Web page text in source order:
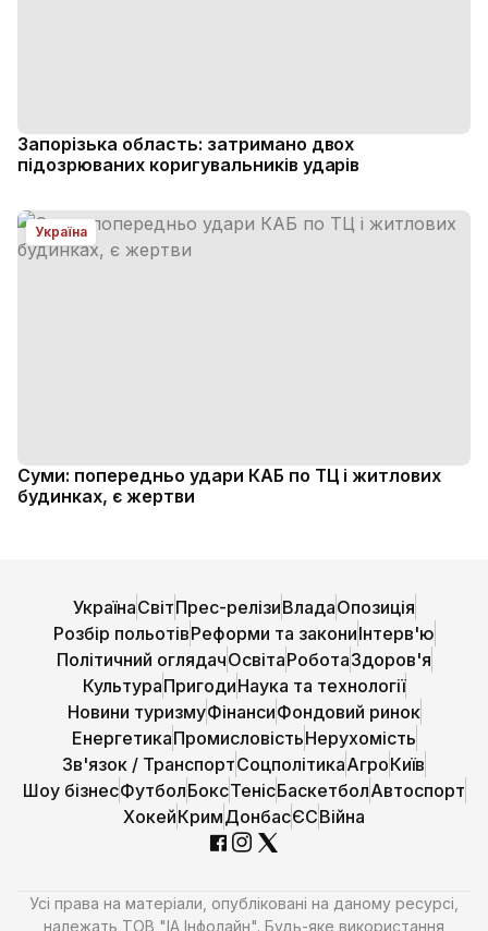
Запорізька область: затримано двох
підозрюваних коригувальників ударів
Україна
Суми: попередньо удари КАБ по ТЦ і житлових
будинках, є жертви
УкраїнаСвітПрес-релізиВладаОпозиція
Розбір польотівРеформи та закониІнтерв'ю
Політичний оглядачОсвітаРоботаЗдоров'я
КультураПригодиНаука та технології
Новини туризмуФінансиФондовий ринок
ЕнергетикаПромисловістьНерухомість
Зв'язок / ТранспортСоцполітикаАгроКиїв
Шоу бізнесФутболБоксТенісБаскетболАвтоспорт
ХокейКримДонбасЄСВійна
Усі права на матеріали, опубліковані на даному ресурсі,
належать ТОВ "ІА Інфолайн". Будь-яке використання